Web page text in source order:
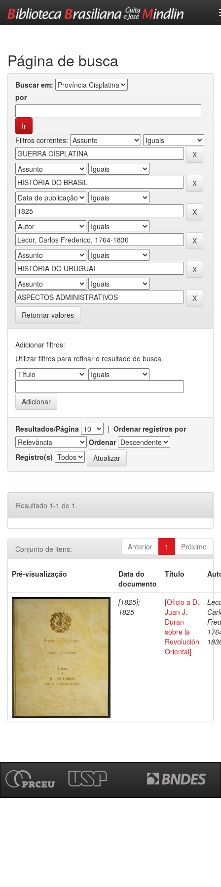
Página de busca
Buscar em:
por
Filtros correntes:
Retornar valores
Adicionar filtros:
Utilizar filtros para refinar o resultado de busca.
Resultados/Página | Ordenar registros por
Ordenar
Registro(s)
Resultado 1-1 de 1.
Anterior 1 Próximo
Conjunto de itens:
Pré-visualização
Data do
documento
Título
[1825];
1825
[Oficio a D.
Juan J.
Duran
sobre la
Revolución
Oriental]